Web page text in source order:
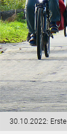
30.10.2022: